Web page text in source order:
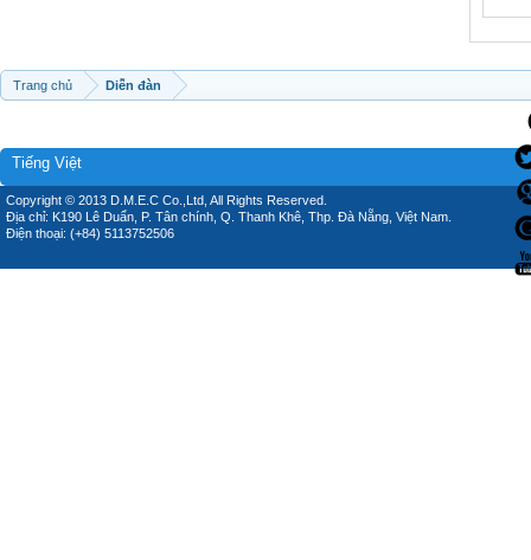
Trang chủ Diễn đàn
Tiếng Việt
Copyright © 2013 D.M.E.C Co.,Ltd, All Rights Reserved.
Địa chỉ: K190 Lê Duẩn, P. Tân chính, Q. Thanh Khê, Thp. Đà Nẵng, Việt Nam.
Điện thoại: (+84) 5113752506